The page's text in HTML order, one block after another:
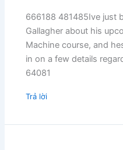
666188 481485Ive just
Gallagher about his
Machine course, and
in on a few details
64081
Trả lời